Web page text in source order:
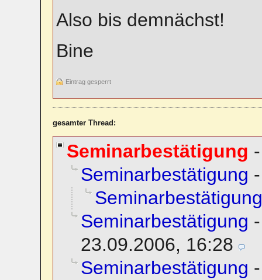
Also bis demnächst!
Bine
Eintrag gesperrt
gesamter Thread:
Seminarbestätigung
Seminarbestätigung
Seminarbestätigung
Seminarbestätigung
23.09.2006, 16:28
Seminarbestätigung